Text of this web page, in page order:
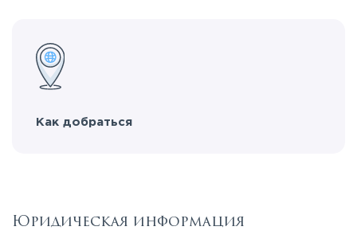
Как добраться
Юридическая информация